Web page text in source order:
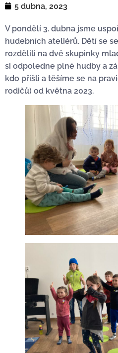
5 dubna, 2023
V pondělí 3. dubna jsme
hudebních ateliérů. Dětí se
rozdělili na dvě skupinky
si odpoledne plné hudby a
kdo přišli a těšíme se na
rodičů) od května 2023.